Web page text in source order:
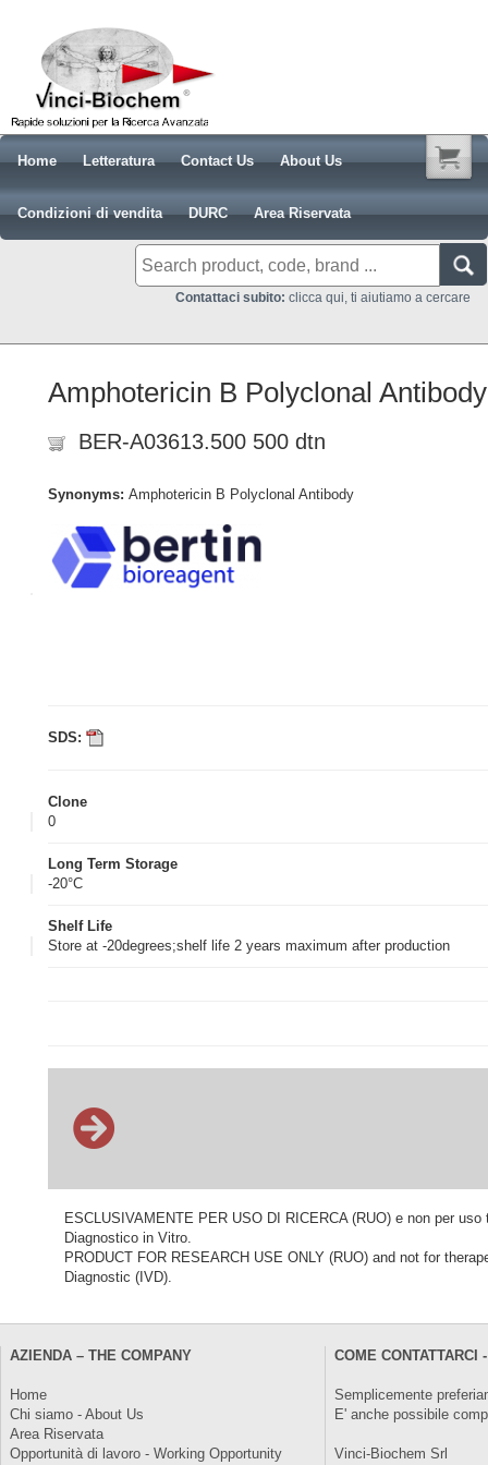
Home Letteratura Contact Us About Us
Condizioni di vendita DURC Area Riservata
Contattaci subito: clicca qui, ti aiutiamo a cercare
Amphotericin B Polyclonal Antibody
BER-A03613.500 500 dtn
Synonyms: Amphotericin B Polyclonal Antibody
SDS:
Clone
0
Long Term Storage
-20°C
Shelf Life
Store at -20degrees;shelf life 2 years maximum after production
ESCLUSIVAMENTE PER USO DI RICERCA (RUO) e non per
Diagnostico in Vitro.
PRODUCT FOR RESEARCH USE ONLY (RUO) and not for
Diagnostic (IVD).
AZIENDA – THE COMPANY
Home
Chi siamo - About Us
Area Riservata
Opportunità di lavoro - Working Opportunity
COME CONTATTARCI
Semplicemente
E' anche possibile
Vinci-Biochem Srl